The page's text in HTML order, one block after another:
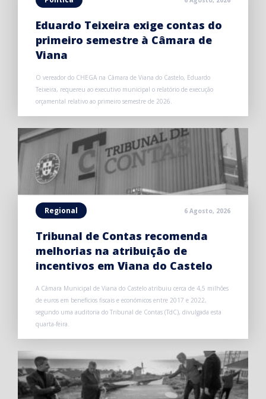
Eduardo Teixeira exige contas do
primeiro semestre à Câmara de
Viana
O vereador do CHEGA na Câmara de Viana do Castelo, Eduardo
Teixeira, requereu ao executivo municipal o relatório de execução
orçamental relativo ao primeiro semestre de 2026.
Regional 6 Agosto, 2026
Tribunal de Contas recomenda
melhorias na atribuição de
incentivos em Viana do Castelo
A Câmara Municipal de Viana do Castelo atribuiu cerca de 4,5 milhões
de euros em benefícios fiscais e económicos entre 2017 e 2022,
segundo uma auditoria do Tribunal de Contas (TdC), divulgada esta
quarta-feira.